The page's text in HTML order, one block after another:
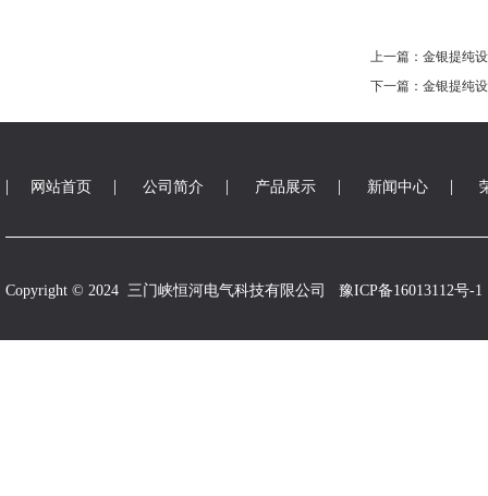
上一篇：金银提纯
下一篇：金银提纯
| 网站首页 | 公司简介 | 产品展示 | 新闻中心 |
Copyright © 2024 三门峡恒河电气科技有限公司 豫ICP备16013112号-1